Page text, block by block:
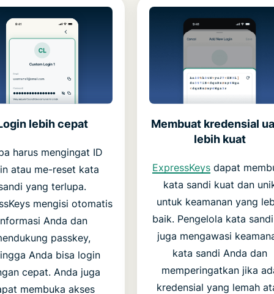
lebih cepat
harus mengingat ID
atau me-reset kata
yang terlupa.
mengisi otomatis
Anda dan
passkey,
Anda bisa login
cepat. Anda juga
membuka akses
Membuat kredensial
lebih kuat
ExpressKeys dapat
kata sandi kuat dan
untuk keamanan yang
baik. Pengelola kata
juga mengawasi
kata sandi Anda dan
memperingatkan jika
kredensial yang lemah